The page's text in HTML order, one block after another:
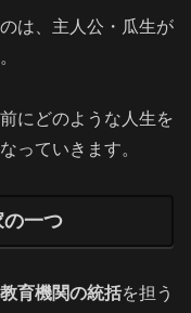
は、主人公・瓜生が
にどのような人生を
っていきます。
一つ
教育機関の統括を担う